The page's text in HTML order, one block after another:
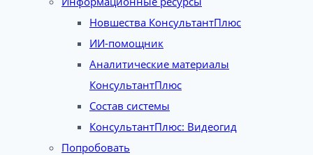
Новшества КонсультантПлюс
ИИ-помощник
Аналитические материалы
КонсультантПлюс
Состав системы
КонсультантПлюс: Видеогид
Попробовать